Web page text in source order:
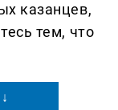
казанцев,
тем, что